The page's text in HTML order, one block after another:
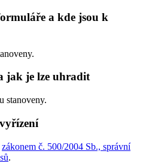
a kde jsou k
jak je lze uhradit
stanoveny.
zákonem č. 500/2004 Sb., správní
.